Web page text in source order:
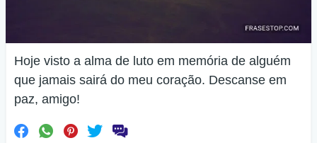
Hoje visto a alma de luto em memória de alguém
que jamais sairá do meu coração. Descanse em
paz, amigo!